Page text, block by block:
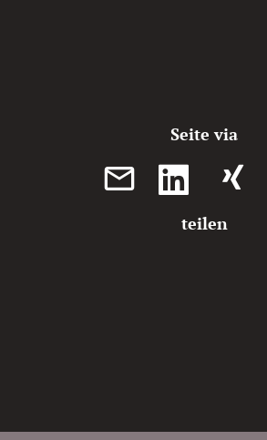
Seite via
teilen